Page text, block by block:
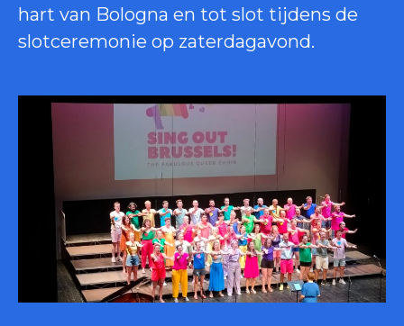
hart van Bologna en tot slot tijdens de
slotceremonie op zaterdagavond.